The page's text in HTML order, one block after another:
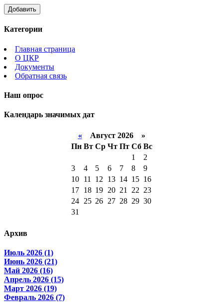
Категории
Главная страница
О ЦКР
Документы
Обратная связь
Наш опрос
Календарь значимых дат
«Август 2026 »
Пн Вт Ср Чт Пт Сб Вс
1
2
3
4 5 6 7 8
9
10
11 12 13 14 15 16
17
18 19 20 21 22 23
24 25 26 27 28 29 30
31
Архив
Июль 2026 (1)
Июнь 2026 (21)
Май 2026 (16)
Апрель 2026 (15)
Март 2026 (19)
Февраль 2026 (7)